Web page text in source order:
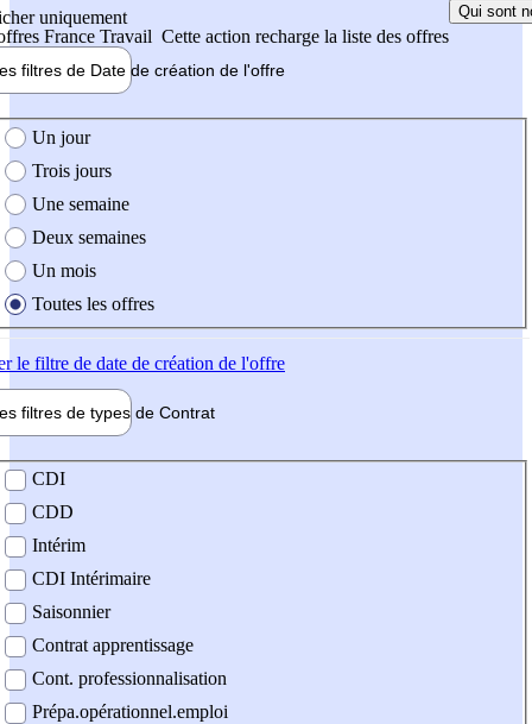
uniquement
France Travail Cette action recharge la liste des offres
Qui sont
filtres de Date de création de l'offre
création de l'offre
Un jour
Trois jours
Une semaine
Deux semaines
Un mois
Toutes les offres
le filtre de date de création de l'offre
filtres de types de Contrat
contrat
CDI
CDD
Intérim
CDI Intérimaire
Saisonnier
Contrat apprentissage
Cont. professionnalisation
Prépa.opérationnel.emploi